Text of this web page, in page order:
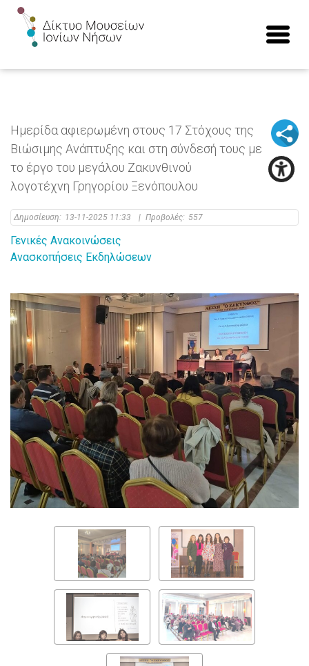
Ημερίδα αφιερωμένη στους 17 Στόχους της
Βιώσιμης Ανάπτυξης και στη σύνδεσή τους με
το έργο του μεγάλου Ζακυνθινού
λογοτέχνη Γρηγορίου Ξενόπουλου
Δημοσίευση: 13-11-2025 11:33 | Προβολές: 557
Γενικές Ανακοινώσεις
Ανασκοπήσεις Εκδηλώσεων